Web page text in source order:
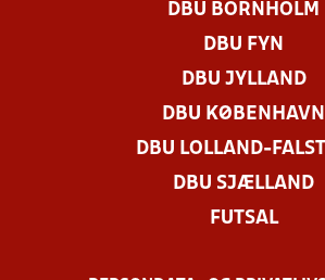
DBU BORNHOLM
DBU FYN
DBU JYLLAND
DBU KØBENHAVN
DBU LOLLAND-
DBU SJÆLLAND
FUTSAL